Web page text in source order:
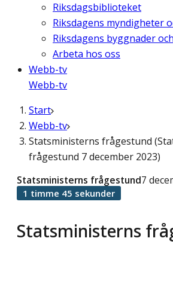
Riksdagsbiblioteket
Riksdagens myndigheter
Riksdagens byggnader
Arbeta hos oss
Webb-tv
Webb-tv
Start
Webb-tv
Statsministerns frågestund
frågestund 7 december 2023)
Statsministerns
Statsministerns frågestund7
1 timme 45 sekunder